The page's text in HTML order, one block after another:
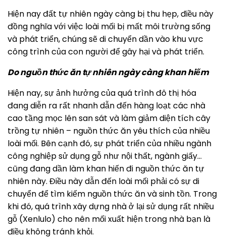
Hiện nay đất tự nhiên ngày càng bị thu hẹp, điều này
đồng nghĩa với việc loài mối bị mất môi trường sống
và phát triển, chúng sẽ di chuyển dần vào khu vực
công trình của con người để gây hại và phát triển.
Do nguồn thức ăn tự nhiên ngày càng khan hiếm
Hiện nay, sự ảnh hưởng của quá trình đô thị hóa
đang diễn ra rất nhanh dẫn đến hàng loạt các nhà
cao tầng mọc lên san sát và làm giảm diện tích cây
trồng tự nhiên – nguồn thức ăn yêu thích của nhiều
loài mối. Bên cạnh đó, sự phát triển của nhiều ngành
công nghiệp sử dụng gỗ như nội thất, ngành giấy…
cũng đang dần làm khan hiến đi nguồn thức ăn tự
nhiên này. Điều này dẫn đến loài mối phải có sự di
chuyển để tìm kiếm nguồn thức ăn và sinh tồn. Trong
khi đó, quá trình xây dựng nhà ở lại sử dụng rất nhiều
gỗ (Xenlulo) cho nên mối xuất hiện trong nhà bạn là
điều không tránh khỏi.